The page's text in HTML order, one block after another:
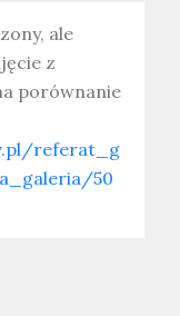
ale
z
porównanie
referat_g
50